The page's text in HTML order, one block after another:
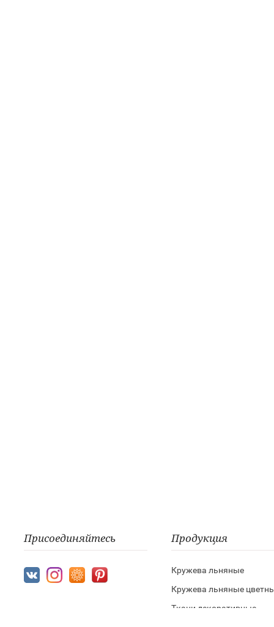
Присоединяйтесь Продукция
Кружева льняные
Кружева льняные
Ткани декоративные